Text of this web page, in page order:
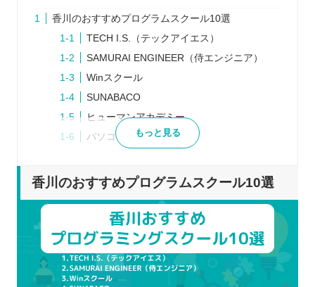
香川のおすすめプログラムスクール10選
TECH I.S.（テックアイエス）
SAMURAI ENGINEER（侍エンジニア）
Winスクール
SUNABACO
ヒューマンアカデミー
パソコン教室アビバ
CodeCamp（コードキャンプ）
プログラムスクールを選ぶポイント
学びたい言語に合わせて選ぶ
目的に合うスクールを選ぶ
サポート体制の内容で選ぶ
もっと見る
香川のおすすめプログラムスクール10選